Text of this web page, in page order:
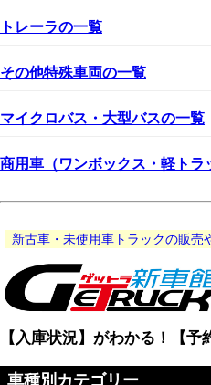
トレーラの一覧
その他特殊車両の一覧
マイクロバス・大型バスの一覧
商用車（ワンボックス・軽トラ
新古車・未使用車トラックの販売
【入庫状況】がわかる！【予
車種別カテゴリー